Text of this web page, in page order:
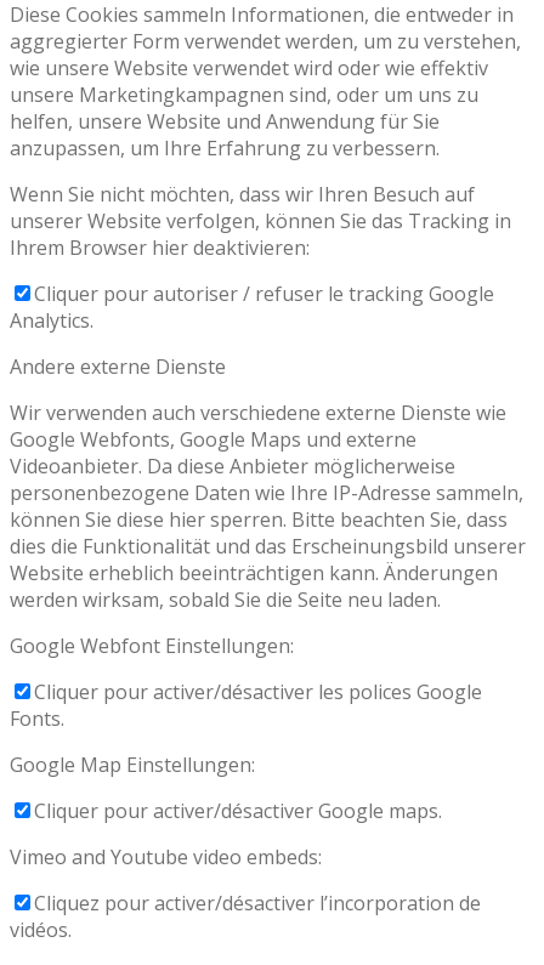
Diese Cookies sammeln Informationen, die entweder in
aggregierter Form verwendet werden, um zu verstehen,
wie unsere Website verwendet wird oder wie effektiv
unsere Marketingkampagnen sind, oder um uns zu
helfen, unsere Website und Anwendung für Sie
anzupassen, um Ihre Erfahrung zu verbessern.
Wenn Sie nicht möchten, dass wir Ihren Besuch auf
unserer Website verfolgen, können Sie das Tracking in
Ihrem Browser hier deaktivieren:
Cliquer pour autoriser / refuser le tracking Google
Analytics.
Andere externe Dienste
Wir verwenden auch verschiedene externe Dienste wie
Google Webfonts, Google Maps und externe
Videoanbieter. Da diese Anbieter möglicherweise
personenbezogene Daten wie Ihre IP-Adresse sammeln,
können Sie diese hier sperren. Bitte beachten Sie, dass
dies die Funktionalität und das Erscheinungsbild unserer
Website erheblich beeinträchtigen kann. Änderungen
werden wirksam, sobald Sie die Seite neu laden.
Google Webfont Einstellungen:
Cliquer pour activer/désactiver les polices Google
Fonts.
Google Map Einstellungen:
Cliquer pour activer/désactiver Google maps.
Vimeo and Youtube video embeds:
Cliquez pour activer/désactiver l’incorporation de
vidéos.